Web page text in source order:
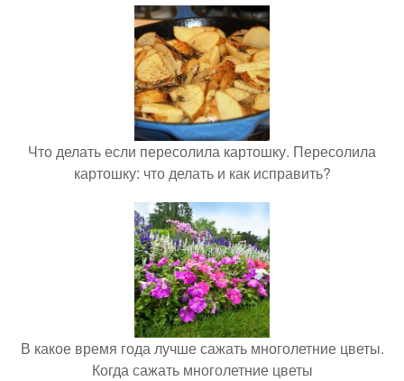
Что делать если пересолила картошку. Пересолила
картошку: что делать и как исправить?
В какое время года лучше сажать многолетние цветы.
Когда сажать многолетние цветы